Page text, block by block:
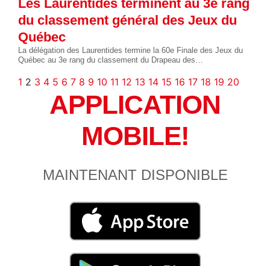
Les Laurentides terminent au 3e rang
du classement général des Jeux du
Québec
La délégation des Laurentides termine la 60e Finale des Jeux du
Québec au 3e rang du classement du Drapeau des…
1 2 3 4 5 6 7 8 9 10 11 12 13 14 15 16 17 18 19 20
APPLICATION
MOBILE!
MAINTENANT DISPONIBLE